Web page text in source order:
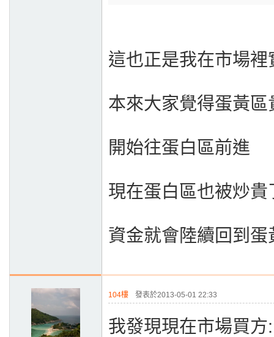
這也正是我在市場
本來大家覺得蛋黃區
開始往蛋白區前進
現在蛋白區也被炒貴
資金就會陸續回到蛋
104樓 發表於2013-05-01 22:33
我發現現在市場買方: